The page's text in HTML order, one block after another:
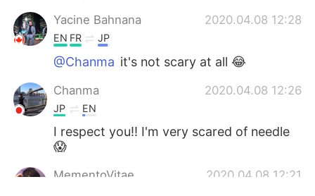
Yacine Bahnana 2020.04.08 12:28
EN FR JP
@Chanma it's not scary at all 😂
Chanma 2020.04.08 12:26
JP EN
I respect you!! I'm very scared of needle
😱
MementoVitae 2020.04.08 12:21